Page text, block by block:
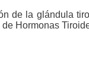
de la glándula
Hormonas